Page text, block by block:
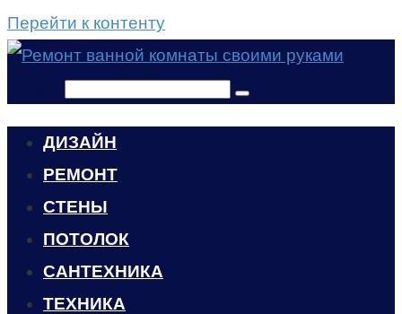
Перейти к контенту
ДИЗАЙН
РЕМОНТ
СТЕНЫ
ПОТОЛОК
САНТЕХНИКА
ТЕХНИКА